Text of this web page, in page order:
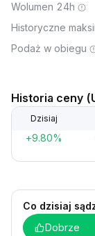
Wolumen 24h
Historyczne
Podaż w obiegu
Historia ceny
Dzisiaj
+9.80%
Co dzisiaj
Dobrze